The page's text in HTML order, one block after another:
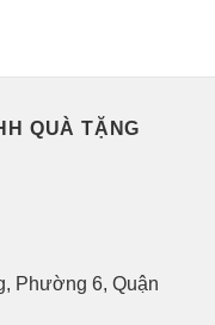
QUÀ TẶNG
Phường 6, Quận